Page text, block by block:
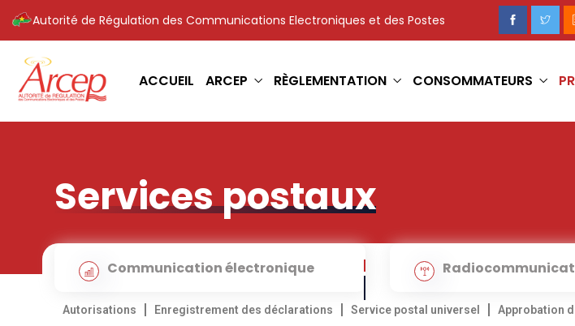
Autorité de Régulation des Communications Electroniques et des Postes
ACCUEIL ARCEP RÈGLEMENTATION CONSOMMATEURS
Services postaux
Communication électronique
Autorisations Enregistrement des déclarations Service postal universel Approbation